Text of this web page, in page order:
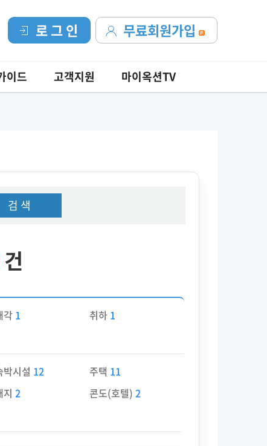
무료회원가입
로 그 인
이드 고객지원 마이옥션TV
검 색
건
각 1 취하 1
박시설 12 주택 11
지 2 콘도(호텔) 2